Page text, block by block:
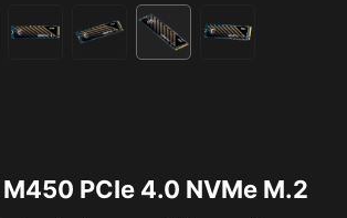
M450 PCIe 4.0 NVMe M.2